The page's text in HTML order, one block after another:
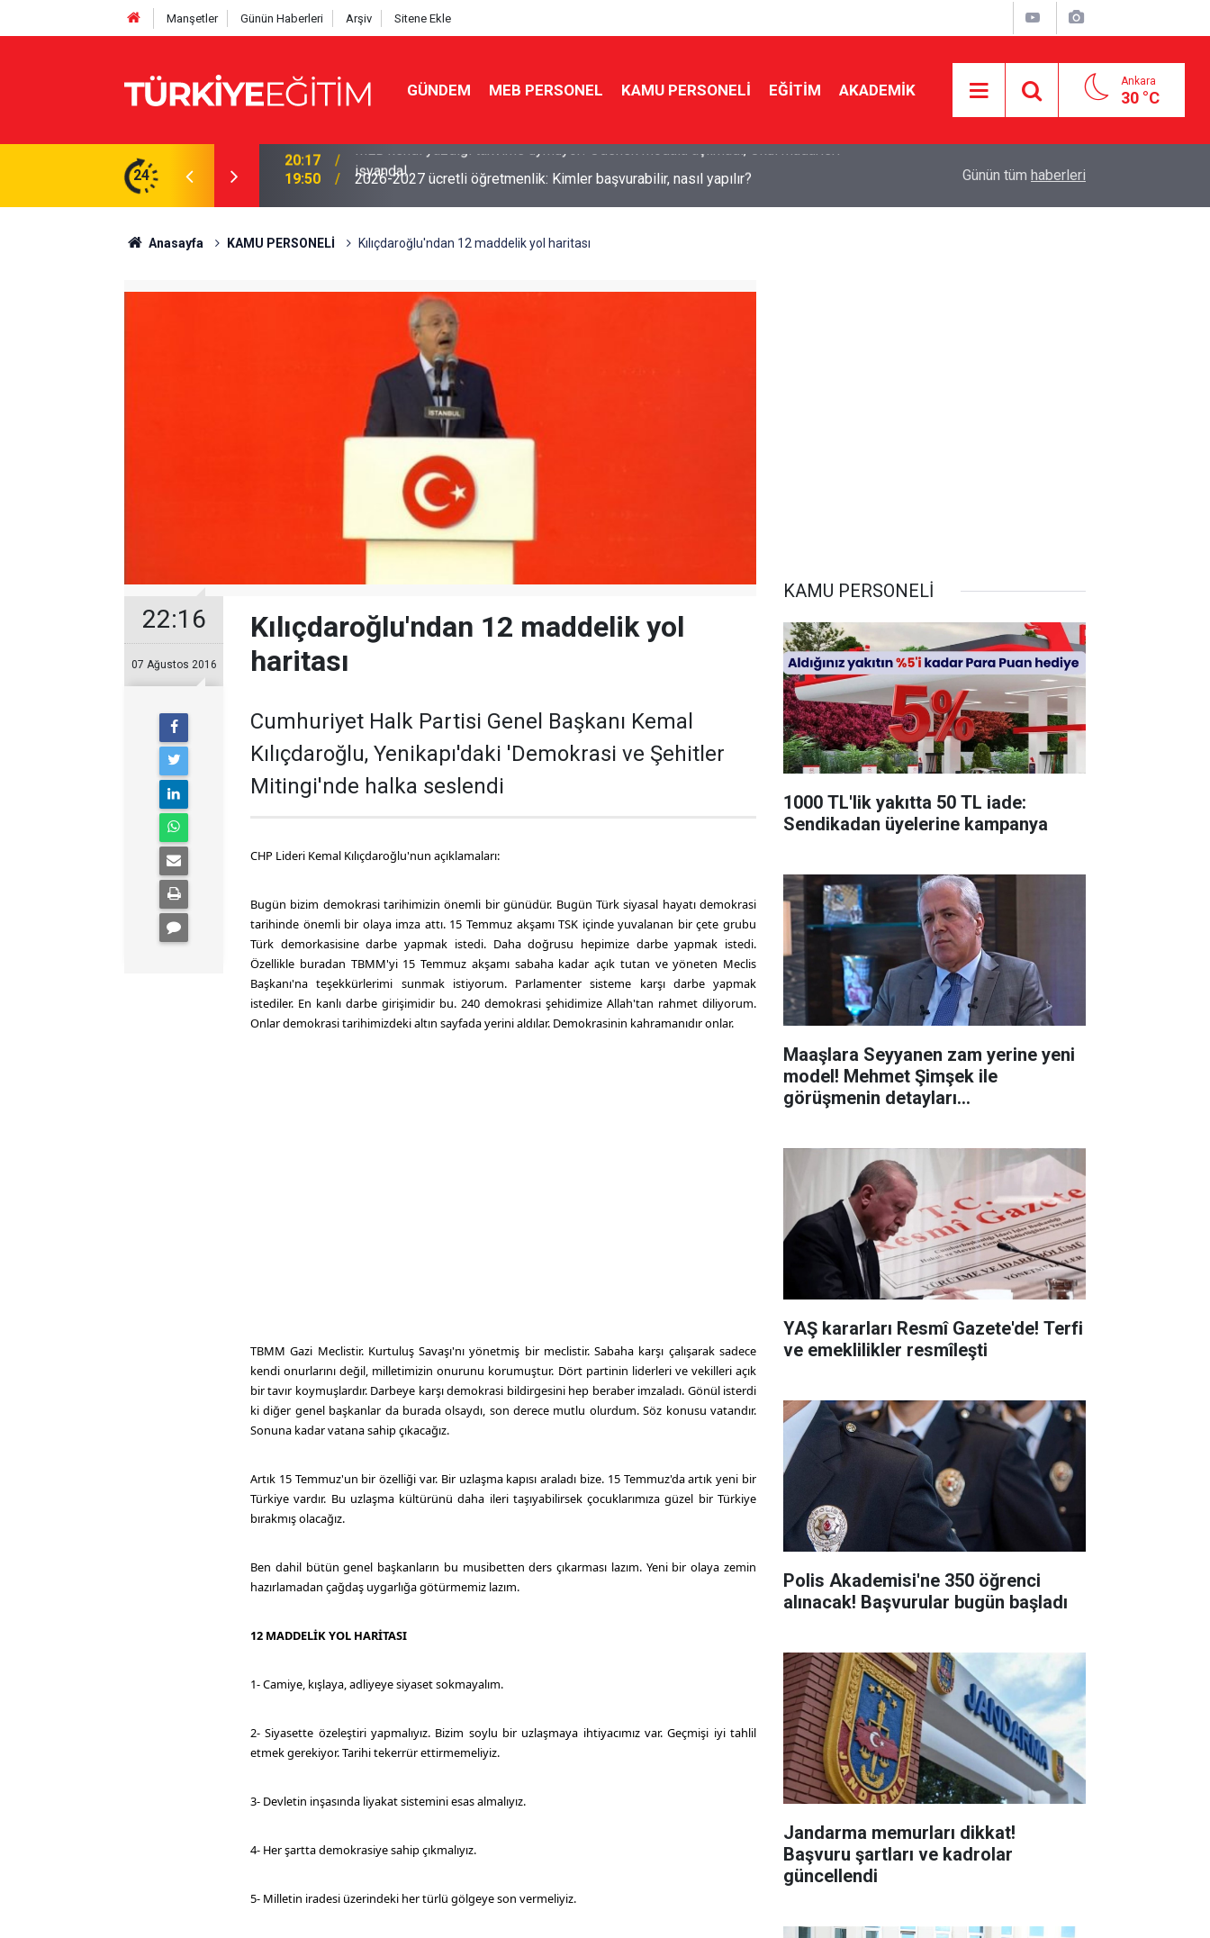
Manşetler Günün Haberleri Arşiv Sitene Ekle
GÜNDEM MEB PERSONEL KAMU PERSONELİ EĞİTİM AKADEMİK Ankara
30 °C
24
Ödenek modülü açılmadı, Okul müdürleri
19:50 2026-2027 ücretli öğretmenlik: Kimler başvurabilir, nasıl yapılır? Ücretli öğretmenlere kadro yok! Bakan Tekin
Günün tüm haberleri
Anasayfa KAMU PERSONELİ Kılıçdaroğlu'ndan 12 maddelik yol haritası
22:16
07 Ağustos 2016
Kılıçdaroğlu'ndan 12 maddelik yol
haritası
Cumhuriyet Halk Partisi Genel Başkanı Kemal
Kılıçdaroğlu, Yenikapı'daki 'Demokrasi ve Şehitler
Mitingi'nde halka seslendi
CHP Lideri Kemal Kılıçdaroğlu'nun açıklamaları:
Bugün bizim demokrasi tarihimizin önemli bir günüdür. Bugün Türk siyasal hayatı demokrasi
tarihinde önemli bir olaya imza attı. 15 Temmuz akşamı TSK içinde yuvalanan bir çete grubu
Türk demorkasisine darbe yapmak istedi. Daha doğrusu hepimize darbe yapmak istedi.
Özellikle buradan TBMM'yi 15 Temmuz akşamı sabaha kadar açık tutan ve yöneten Meclis
Başkanı'na teşekkürlerimi sunmak istiyorum. Parlamenter sisteme karşı darbe yapmak
istediler. En kanlı darbe girişimidir bu. 240 demokrasi şehidimize Allah'tan rahmet diliyorum.
Onlar demokrasi tarihimizdeki altın sayfada yerini aldılar. Demokrasinin kahramanıdır onlar.
TBMM Gazi Meclistir. Kurtuluş Savaşı'nı yönetmiş bir meclistir. Sabaha karşı çalışarak sadece
kendi onurlarını değil, milletimizin onurunu korumuştur. Dört partinin liderleri ve vekilleri açık
bir tavır koymuşlardır. Darbeye karşı demokrasi bildirgesini hep beraber imzaladı. Gönül isterdi
ki diğer genel başkanlar da burada olsaydı, son derece mutlu olurdum. Söz konusu vatandır.
Sonuna kadar vatana sahip çıkacağız.
Artık 15 Temmuz'un bir özelliği var. Bir uzlaşma kapısı araladı bize. 15 Temmuz'da artık yeni bir
Türkiye vardır. Bu uzlaşma kültürünü daha ileri taşıyabilirsek çocuklarımıza güzel bir Türkiye
bırakmış olacağız.
Ben dahil bütün genel başkanların bu musibetten ders çıkarması lazım. Yeni bir olaya zemin
hazırlamadan çağdaş uygarlığa götürmemiz lazım.
12 MADDELİK YOL HARİTASI
1- Camiye, kışlaya, adliyeye siyaset sokmayalım.
2- Siyasette özeleştiri yapmalıyız. Bizim soylu bir uzlaşmaya ihtiyacımız var. Geçmişi iyi tahlil
etmek gerekiyor. Tarihi tekerrür ettirmemeliyiz.
3- Devletin inşasında liyakat sistemini esas almalıyız.
4- Her şartta demokrasiye sahip çıkmalıyız.
5- Milletin iradesi üzerindeki her türlü gölgeye son vermeliyiz.
KAMU PERSONELİ
1000 TL'lik yakıtta 50 TL iade:
Sendikadan üyelerine kampanya
Maaşlara Seyyanen zam yerine yeni
model! Mehmet Şimşek ile
görüşmenin detayları...
YAŞ kararları Resmî Gazete'de! Terfi
ve emeklilikler resmîleşti
Polis Akademisi'ne 350 öğrenci
alınacak! Başvurular bugün başladı
Jandarma memurları dikkat!
Başvuru şartları ve kadrolar
güncellendi